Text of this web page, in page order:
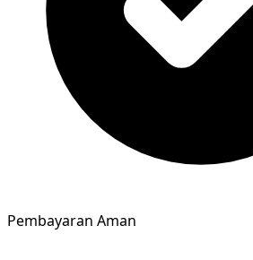
Pembayaran Aman